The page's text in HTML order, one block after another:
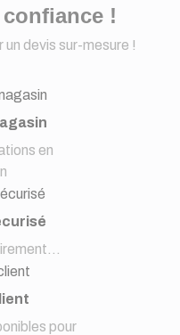
!
devis sur-mesure !
en
pour